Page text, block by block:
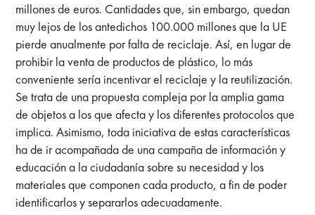
millones de euros. Cantidades que, sin embargo, quedan
muy lejos de los antedichos 100.000 millones que la UE
pierde anualmente por falta de reciclaje. Así, en lugar de
prohibir la venta de productos de plástico, lo más
conveniente sería incentivar el reciclaje y la reutilización.
Se trata de una propuesta compleja por la amplia gama
de objetos a los que afecta y los diferentes protocolos que
implica. Asimismo, toda iniciativa de estas características
ha de ir acompañada de una campaña de información y
educación a la ciudadanía sobre su necesidad y los
materiales que componen cada producto, a fin de poder
identificarlos y separarlos adecuadamente.